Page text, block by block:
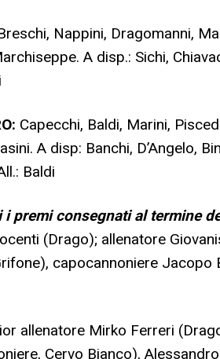
Nappini, Dragomanni,
A disp.: Sichi,
Capecchi, Baldi, Marini,
A disp: Banchi, D’Angelo,
Baldi
i premi consegnati al termine
(Drago); allenatore
capocannoniere Jacopo
allenatore Mirko Ferreri
Cervo Bianco),